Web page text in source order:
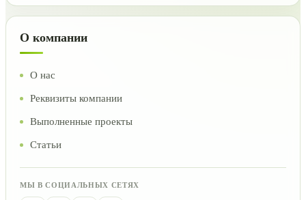
О компании
О нас
Реквизиты компании
Выполненные проекты
Статьи
МЫ В СОЦИАЛЬНЫХ СЕТЯХ